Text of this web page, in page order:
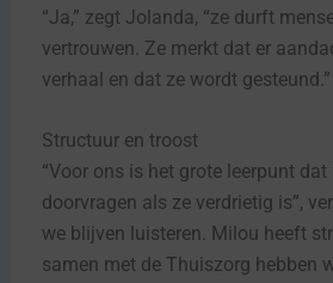
“Ja,” zegt Jolanda, “ze durft
vertrouwen. Ze merkt dat er
verhaal en dat ze wordt gesteund.”
Structuur en troost
“Voor ons is het grote leerpunt
doorvragen als ze verdrietig is”,
we blijven luisteren. Milou heeft
samen met de Thuiszorg hebben